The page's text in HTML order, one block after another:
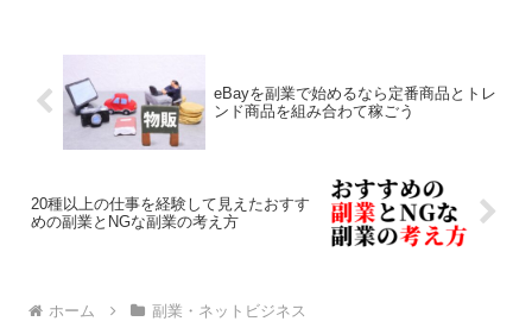
eBayを副業で始めるなら定番商品とトレ
ンド商品を組み合わて稼ごう
20種以上の仕事を経験して見えたおすす
めの副業とNGな副業の考え方
ホーム 副業・ネットビジネス